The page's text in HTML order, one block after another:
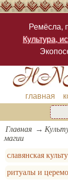
Ремёсла,
Культура,
главная
Главная
магии
славянская
ритуалы и